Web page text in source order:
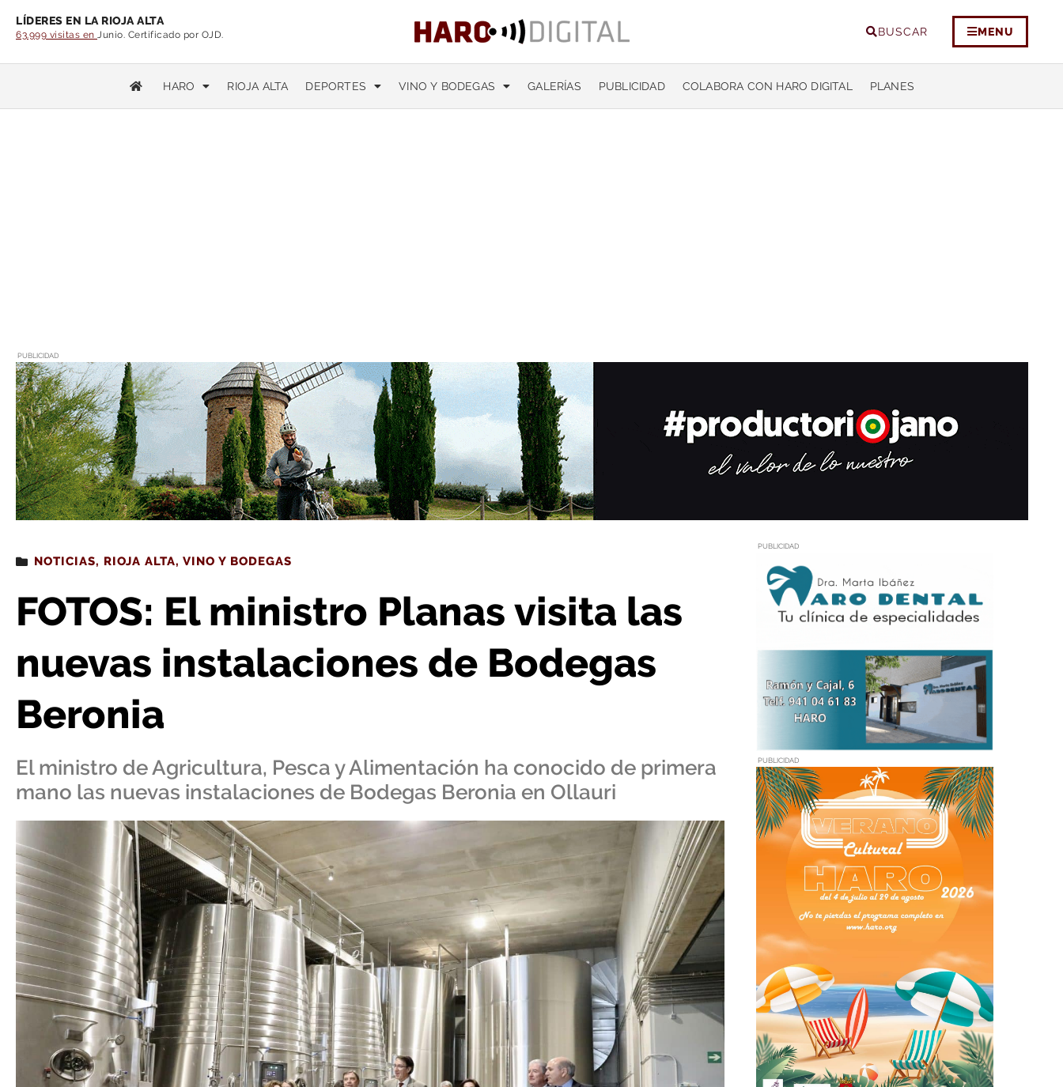
LÍDERES EN LA RIOJA ALTA
63.999 visitas en Junio. Certificado por OJD. BUSCAR MENU
HARO RIOJA ALTA DEPORTES VINO Y BODEGAS GALERÍAS PUBLICIDAD COLABORA CON HARO DIGITAL PLANES
PUBLICIDAD
Estás leyendo: FOTOS: El ministro Planas visita las nuevas instalaciones de Bodegas Beronia
NOTICIAS, RIOJA ALTA, VINO Y BODEGAS
FOTOS: El ministro Planas visita las
nuevas instalaciones de Bodegas
Beronia
El ministro de Agricultura, Pesca y Alimentación ha conocido de primera
mano las nuevas instalaciones de Bodegas Beronia en Ollauri
PUBLICIDAD
PUBLICIDAD